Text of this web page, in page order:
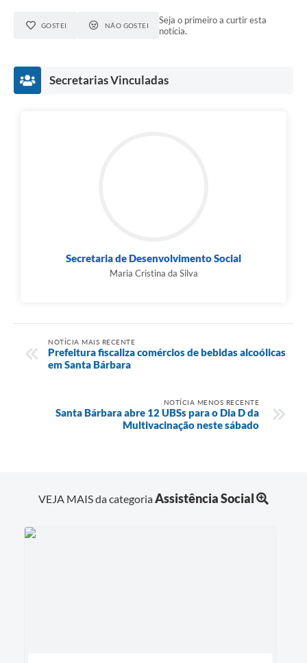
GOSTEI NÃO GOSTEI
Seja o primeiro a curtir esta
notícia.
Secretarias Vinculadas
Secretaria de Desenvolvimento Social
Maria Cristina da Silva
NOTÍCIA MAIS RECENTE
Prefeitura fiscaliza comércios de bebidas alcoólicas
em Santa Bárbara
NOTÍCIA MENOS RECENTE
Santa Bárbara abre 12 UBSs para o Dia D da
Multivacinação neste sábado
VEJA MAIS da categoriaAssistência Social